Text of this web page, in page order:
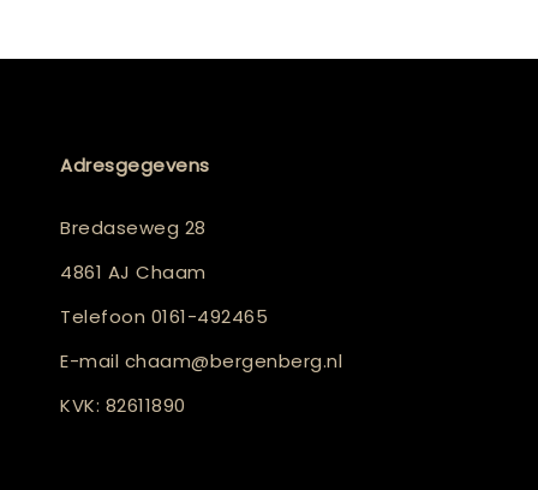
Adresgegevens
Bredaseweg 28
4861 AJ Chaam
Telefoon 0161-492465
E-mail chaam@bergenberg.nl
KVK: 82611890